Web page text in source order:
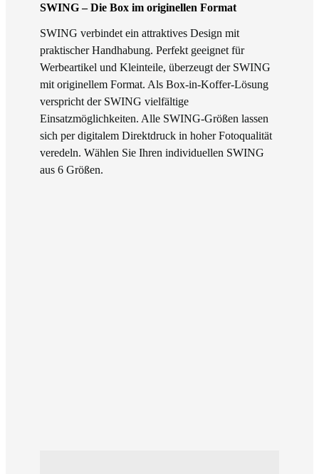
SWING – Die Box im originellen Format
SWING verbindet ein attraktives Design mit
praktischer Handhabung. Perfekt geeignet für
Werbeartikel und Kleinteile, überzeugt der SWING
mit originellem Format. Als Box-in-Koffer-Lösung
verspricht der SWING vielfältige
Einsatzmöglichkeiten. Alle SWING-Größen lassen
sich per digitalem Direktdruck in hoher Fotoqualität
veredeln. Wählen Sie Ihren individuellen SWING
aus 6 Größen.